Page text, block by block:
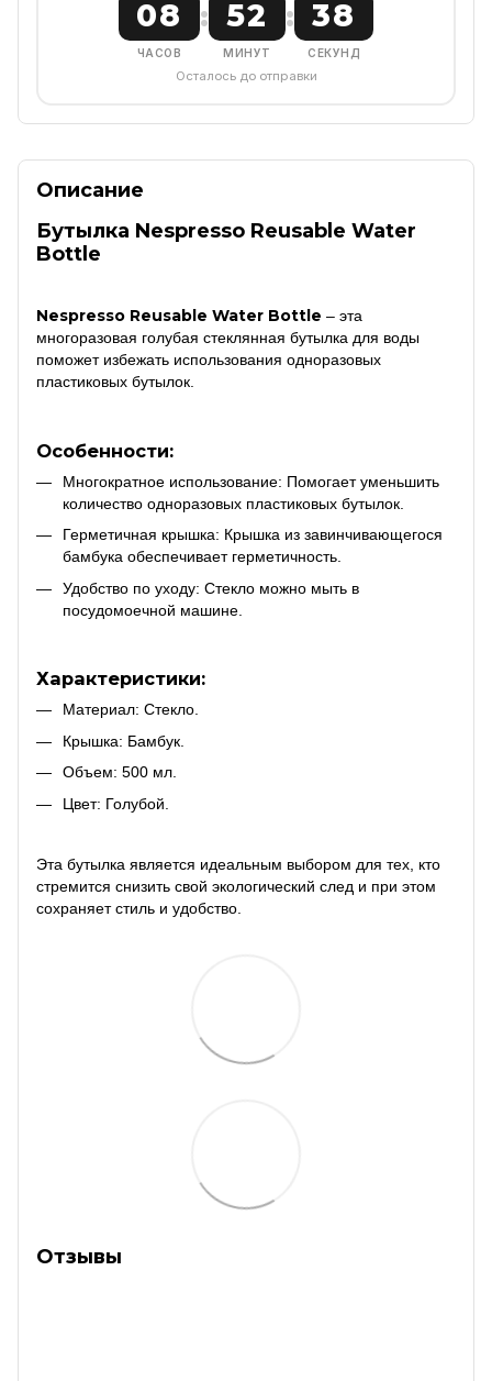
08
ЧАСОВ
: 52
МИНУТ
: 37
СЕКУНД
Осталось до отправки
Описание
Бутылка Nespresso Reusable Water
Bottle
Nespresso Reusable Water Bottle – эта
многоразовая голубая стеклянная бутылка для воды
поможет избежать использования одноразовых
пластиковых бутылок.
Особенности:
Многократное использование: Помогает уменьшить
количество одноразовых пластиковых бутылок.
Герметичная крышка: Крышка из завинчивающегося
бамбука обеспечивает герметичность.
Удобство по уходу: Стекло можно мыть в
посудомоечной машине.
Характеристики:
Материал: Стекло.
Крышка: Бамбук.
Объем: 500 мл.
Цвет: Голубой.
Эта бутылка является идеальным выбором для тех, кто
стремится снизить свой экологический след и при этом
сохраняет стиль и удобство.
Отзывы